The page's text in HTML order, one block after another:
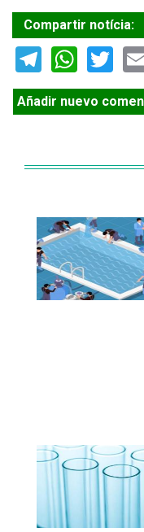
Compartir notícia:
Añadir nuevo